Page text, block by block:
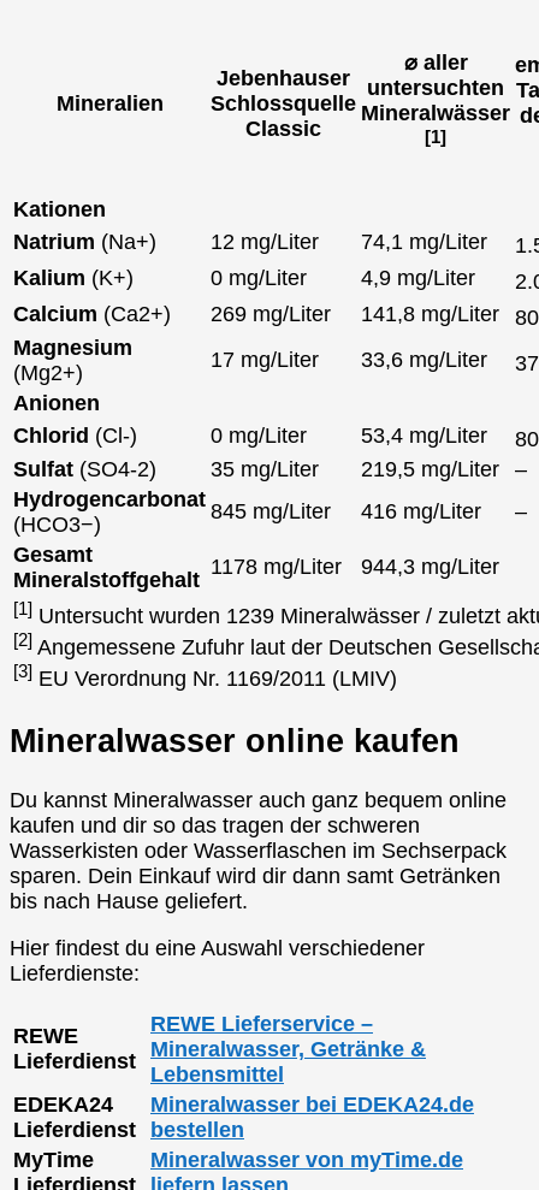
Mineralien
Jebenhauser
Schlossquelle
Classic
⌀ aller
untersuchten
Mineralwässer
[1]
Kationen
Natrium (Na+) 12 mg/Liter 74,1 mg/Liter
Kalium (K+) 0 mg/Liter 4,9 mg/Liter
Calcium (Ca2+) 269 mg/Liter 141,8 mg/Liter
Magnesium
(Mg2+)
17 mg/Liter 33,6 mg/Liter
Anionen
Chlorid (Cl-) 0 mg/Liter 53,4 mg/Liter
Sulfat (SO4-2) 35 mg/Liter 219,5 mg/Liter
–
Hydrogencarbonat
(HCO3−)
845 mg/Liter 416 mg/Liter
–
Gesamt
Mineralstoffgehalt
1178 mg/Liter 944,3 mg/Liter
[1] Untersucht wurden 1239 Mineralwässer / zuletzt
[2] Angemessene Zufuhr laut der Deutschen
[3] EU Verordnung Nr. 1169/2011 (LMIV)
Mineralwasser online kaufen
Du kannst Mineralwasser auch ganz bequem online
kaufen und dir so das tragen der schweren
Wasserkisten oder Wasserflaschen im Sechserpack
sparen. Dein Einkauf wird dir dann samt Getränken
bis nach Hause geliefert.
Hier findest du eine Auswahl verschiedener
Lieferdienste:
REWE
Lieferdienst
REWE Lieferservice –
Mineralwasser, Getränke &
Lebensmittel
EDEKA24
Lieferdienst
Mineralwasser bei EDEKA24.de
bestellen
MyTime
Lieferdienst
Mineralwasser von myTime.de
liefern lassen